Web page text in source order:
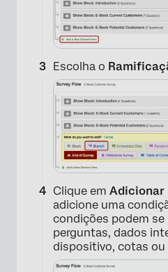
Escolha o
Clique em Adicionar
adicione uma
condições podem se
perguntas, dados
dispositivo, cotas ou